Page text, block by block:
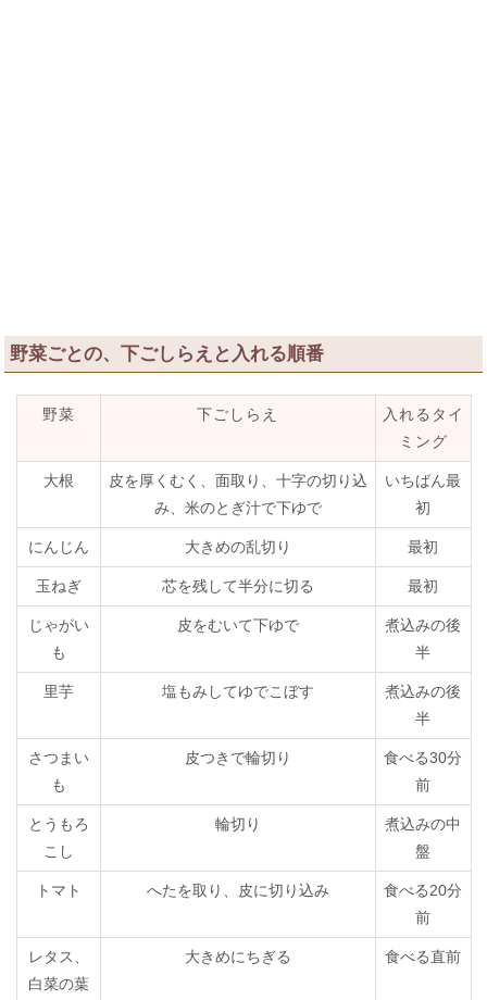
野菜ごとの、下ごしらえと入れる順番
野菜 下ごしらえ
入れるタイ
ミング
大根
皮を厚くむく、面取り、十字の切り込
み、米のとぎ汁で下ゆで
いちばん最
初
にんじん 大きめの乱切り 最初
玉ねぎ 芯を残して半分に切る 最初
じゃがい
も
皮をむいて下ゆで
煮込みの後
半
里芋 塩もみしてゆでこぼす
煮込みの後
半
さつまい
も
皮つきで輪切り
食べる30分
前
とうもろ
こし
輪切り
煮込みの中
盤
トマト へたを取り、皮に切り込み
食べる20分
前
レタス、
白菜の葉
大きめにちぎる 食べる直前